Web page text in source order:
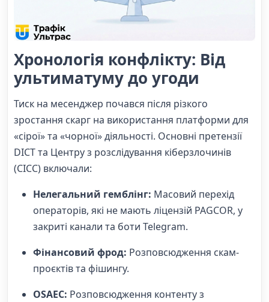
Хронологія конфлікту: Від
ультиматуму до угоди
Тиск на месенджер почався після різкого
зростання скарг на використання платформи для
«сірої» та «чорної» діяльності. Основні претензії
DICT та Центру з розслідування кіберзлочинів
(CICC) включали:
Нелегальний гемблінг: Масовий перехід
операторів, які не мають ліцензій PAGCOR, у
закриті канали та боти Telegram.
Фінансовий фрод: Розповсюдження скам-
проєктів та фішингу.
OSAEC: Розповсюдження контенту з